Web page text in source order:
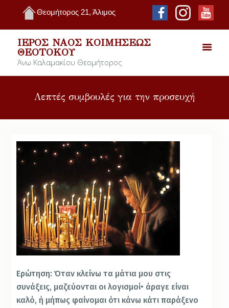
Θεομήτορος 21, Άλιμος
ΙΕΡΌΣ ΝΑΌΣ ΚΟΙΜΉΣΕΩΣ
ΘΕΟΤΌΚΟΥ
Άνω Καλαμακίου Θεομήτορος
Λεπτές συμβουλές για την προσευχή
Ερώτηση: Όταν κλείνω τα μάτια μου στις
συνάξεις, μαζεύονται οι λογισμοί• άραγε είναι
καλό, ή μήπως φαίνομαι ότι κάνω κάτι παράξενο